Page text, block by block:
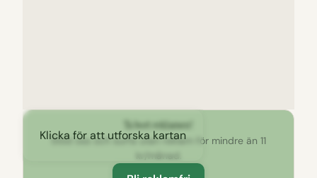
Klicka för att utforska kartan
Ta bort reklamen!
Stöd oss och surfa utan reklam för mindre än 11
kr/månad.